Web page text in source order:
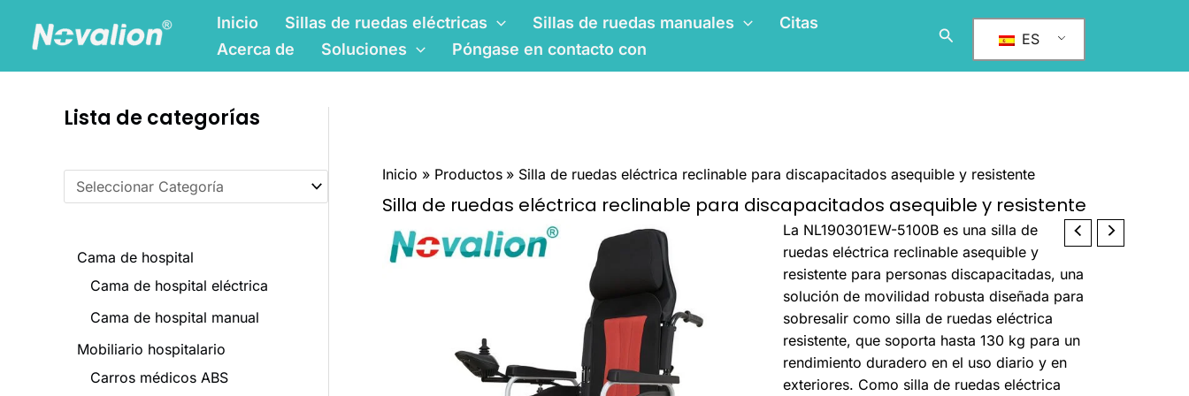
contenido
Inicio Sillas de ruedas eléctricas Sillas de ruedas manuales
Citas
Acerca de
Soluciones Póngase en contacto con
Buscar ES
Lista de categorías
a
t
g
Cama de hospital
Cama de hospital eléctrica
Cama de hospital manual
Mobiliario hospitalario
Carros médicos ABS
Inicio Productos Silla de ruedas eléctrica reclinable para discapacitados asequible y resistente
Silla de ruedas eléctrica reclinable para discapacitados asequible y resistente
La NL190301EW-5100B es una silla de
ruedas eléctrica reclinable asequible y
resistente para personas discapacitadas, una
solución de movilidad robusta diseñada para
sobresalir como silla de ruedas eléctrica
resistente, que soporta hasta 130 kg para un
rendimiento duradero en el uso diario y en
exteriores. Como silla de ruedas eléctrica
Cantidad
Affordable
Heavy
Duty
Electric
Reclining
Wheelchair
For